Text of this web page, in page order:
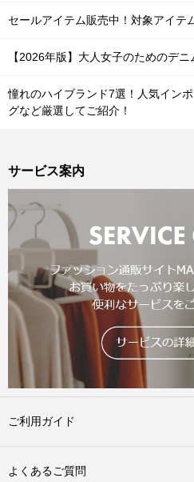
セールアイテム販売中！対象アイテ
【2026年版】大人女子のためのデ
憧れのハイブランド7選！人気イン
グなど厳選してご紹介！
サービス案内
ご利用ガイド
よくあるご質問